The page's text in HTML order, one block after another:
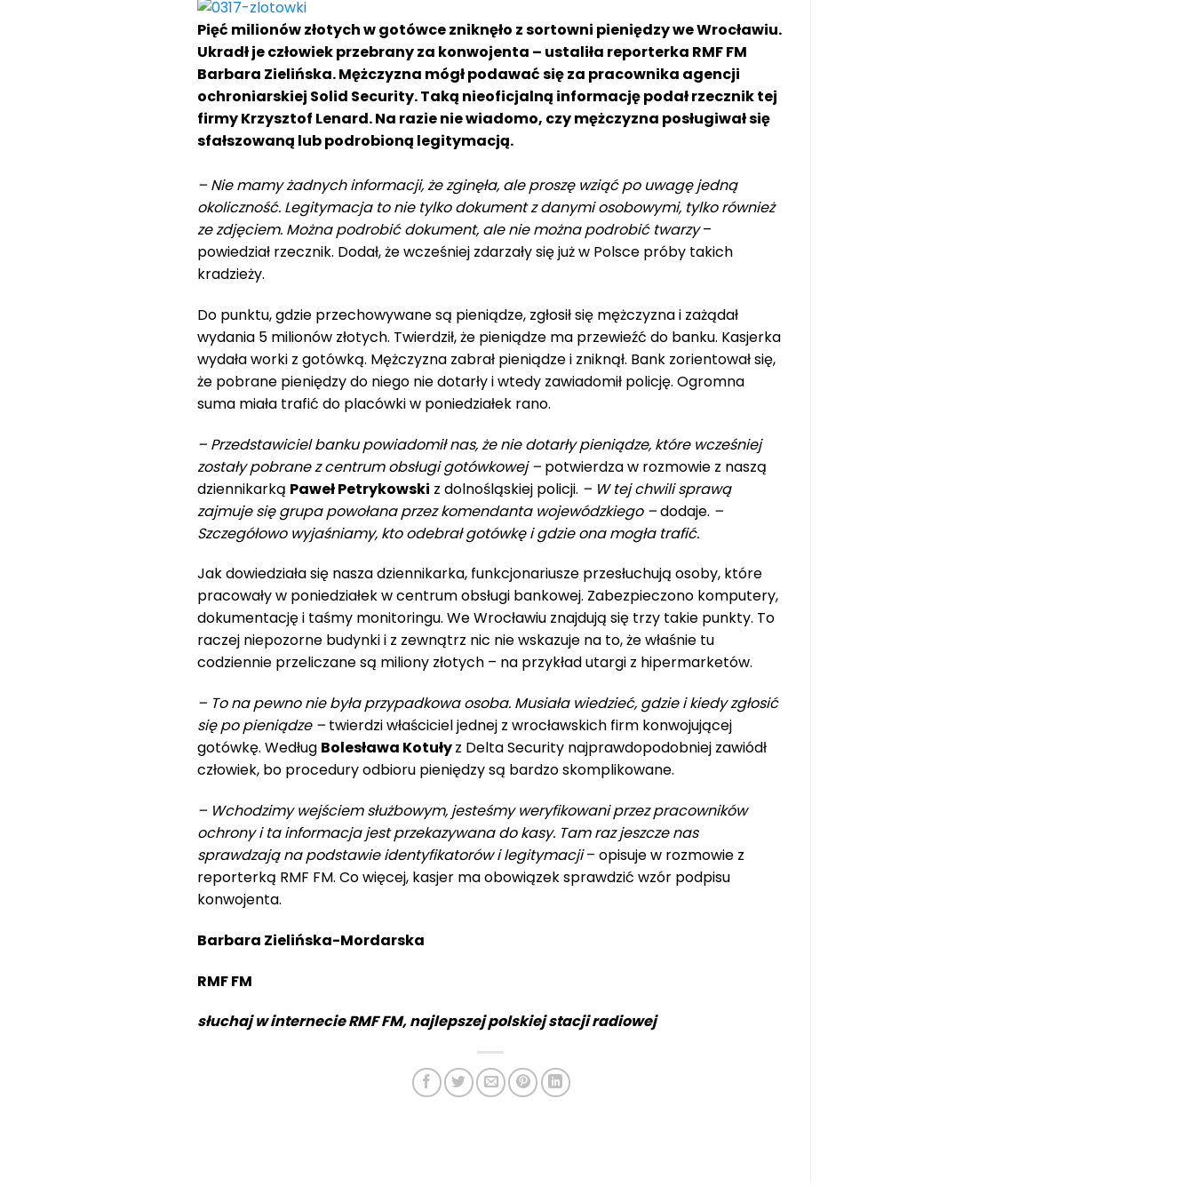
Pięć milionów złotych w gotówce zniknęło z sortowni pieniędzy we Wrocławiu.
Ukradł je człowiek przebrany za konwojenta – ustaliła reporterka RMF FM
Barbara Zielińska. Mężczyzna mógł podawać się za pracownika agencji
ochroniarskiej Solid Security. Taką nieoficjalną informację podał rzecznik tej
firmy Krzysztof Lenard. Na razie nie wiadomo, czy mężczyzna posługiwał się
sfałszowaną lub podrobioną legitymacją.
– Nie mamy żadnych informacji, że zginęła, ale proszę wziąć po uwagę jedną
okoliczność. Legitymacja to nie tylko dokument z danymi osobowymi, tylko również
ze zdjęciem. Można podrobić dokument, ale nie można podrobić twarzy–
powiedział rzecznik. Dodał, że wcześniej zdarzały się już w Polsce próby takich
kradzieży.
Do punktu, gdzie przechowywane są pieniądze, zgłosił się mężczyzna i zażądał
wydania 5 milionów złotych. Twierdził, że pieniądze ma przewieźć do banku. Kasjerka
wydała worki z gotówką. Mężczyzna zabrał pieniądze i zniknął. Bank zorientował się,
że pobrane pieniędzy do niego nie dotarły i wtedy zawiadomił policję. Ogromna
suma miała trafić do placówki w poniedziałek rano.
– Przedstawiciel banku powiadomił nas, że nie dotarły pieniądze, które wcześniej
zostały pobrane z centrum obsługi gotówkowej – potwierdza w rozmowie z naszą
dziennikarką Paweł Petrykowski z dolnośląskiej policji. – W tej chwili sprawą
zajmuje się grupa powołana przez komendanta wojewódzkiego –dodaje. –
Szczegółowo wyjaśniamy, kto odebrał gotówkę i gdzie ona mogła trafić.
Jak dowiedziała się nasza dziennikarka, funkcjonariusze przesłuchują osoby, które
pracowały w poniedziałek w centrum obsługi bankowej. Zabezpieczono komputery,
dokumentację i taśmy monitoringu. We Wrocławiu znajdują się trzy takie punkty. To
raczej niepozorne budynki i z zewnątrz nic nie wskazuje na to, że właśnie tu
codziennie przeliczane są miliony złotych – na przykład utargi z hipermarketów.
– To na pewno nie była przypadkowa osoba. Musiała wiedzieć, gdzie i kiedy zgłosić
się po pieniądze – twierdzi właściciel jednej z wrocławskich firm konwojującej
gotówkę. Według Bolesława Kotułyz Delta Security najprawdopodobniej zawiódł
człowiek, bo procedury odbioru pieniędzy są bardzo skomplikowane.
– Wchodzimy wejściem służbowym, jesteśmy weryfikowani przez pracowników
ochrony i ta informacja jest przekazywana do kasy. Tam raz jeszcze nas
sprawdzają na podstawie identyfikatorów i legitymacji– opisuje w rozmowie z
reporterką RMF FM. Co więcej, kasjer ma obowiązek sprawdzić wzór podpisu
konwojenta.
Barbara Zielińska-Mordarska
RMF FM
słuchaj w internecie RMF FM, najlepszej polskiej stacji radiowej